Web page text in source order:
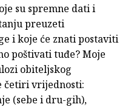
su spremne dati i
preuzeti
i koje će znati postaviti
poštivati tuđe? Moje
obiteljskog
četiri vrijednosti:
(sebe i dru-gih),